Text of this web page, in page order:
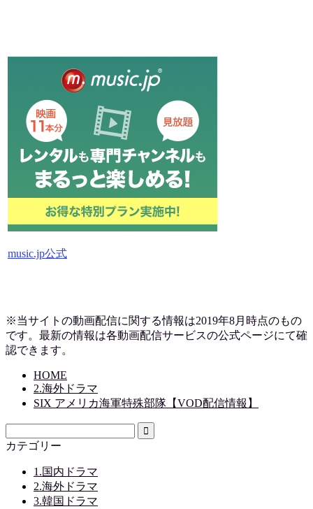
music.jp公式
※当サイトの動画配信に関する情報は2019年8月時点のもの
です。最新の情報は各動画配信サービスの公式ページにて確
認できます。
HOME
2.海外ドラマ
SIX アメリカ海軍特殊部隊【VOD配信情報】
カテゴリー
1.国内ドラマ
2.海外ドラマ
3.韓国ドラマ